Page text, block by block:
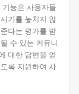
능은 사용자들
기를 놓치지 않
다는 평가를 받
수 있는 커뮤니
대한 답변을 얻
록 지원하여 사